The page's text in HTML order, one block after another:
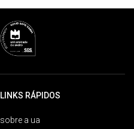
LINKS RÁPIDOS
sobre a ua